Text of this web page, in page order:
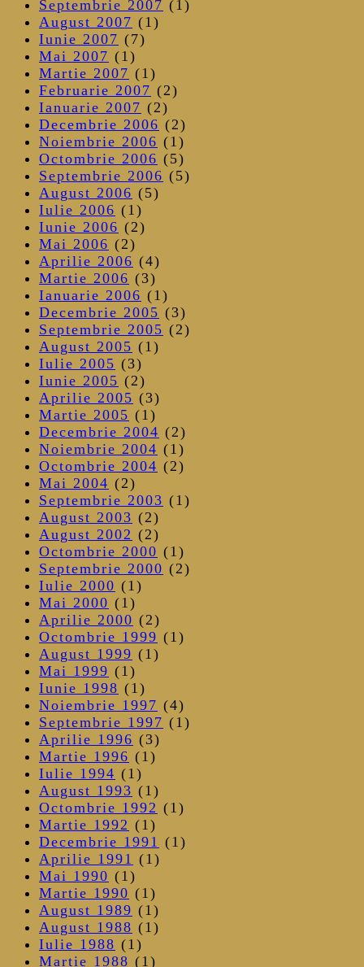
Septembrie 2007 (1)
August 2007 (1)
Iunie 2007 (7)
Mai 2007 (1)
Martie 2007 (1)
Februarie 2007 (2)
Ianuarie 2007 (2)
Decembrie 2006 (2)
Noiembrie 2006 (1)
Octombrie 2006 (5)
Septembrie 2006 (5)
August 2006 (5)
Iulie 2006 (1)
Iunie 2006 (2)
Mai 2006 (2)
Aprilie 2006 (4)
Martie 2006 (3)
Ianuarie 2006 (1)
Decembrie 2005 (3)
Septembrie 2005 (2)
August 2005 (1)
Iulie 2005 (3)
Iunie 2005 (2)
Aprilie 2005 (3)
Martie 2005 (1)
Decembrie 2004 (2)
Noiembrie 2004 (1)
Octombrie 2004 (2)
Mai 2004 (2)
Septembrie 2003 (1)
August 2003 (2)
August 2002 (2)
Octombrie 2000 (1)
Septembrie 2000 (2)
Iulie 2000 (1)
Mai 2000 (1)
Aprilie 2000 (2)
Octombrie 1999 (1)
August 1999 (1)
Mai 1999 (1)
Iunie 1998 (1)
Noiembrie 1997 (4)
Septembrie 1997 (1)
Aprilie 1996 (3)
Martie 1996 (1)
Iulie 1994 (1)
August 1993 (1)
Octombrie 1992 (1)
Martie 1992 (1)
Decembrie 1991 (1)
Aprilie 1991 (1)
Mai 1990 (1)
Martie 1990 (1)
August 1989 (1)
August 1988 (1)
Iulie 1988 (1)
Martie 1988 (1)